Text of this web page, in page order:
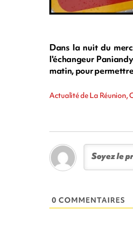
Dans la nuit du
l'échangeur
matin, pour
Actualité de La Réunion,
0 COMMENTAIRES